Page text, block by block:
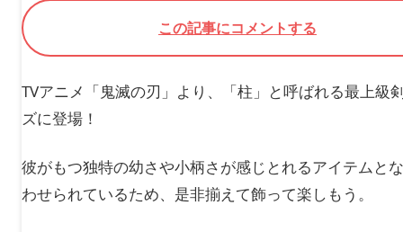
この記事にコメントする
TVアニメ「鬼滅の刃」より、「柱」と呼ばれる最上
ズに登場！
彼がもつ独特の幼さや小柄さが感じとれるアイテムと
わせられているため、是非揃えて飾って楽しもう。